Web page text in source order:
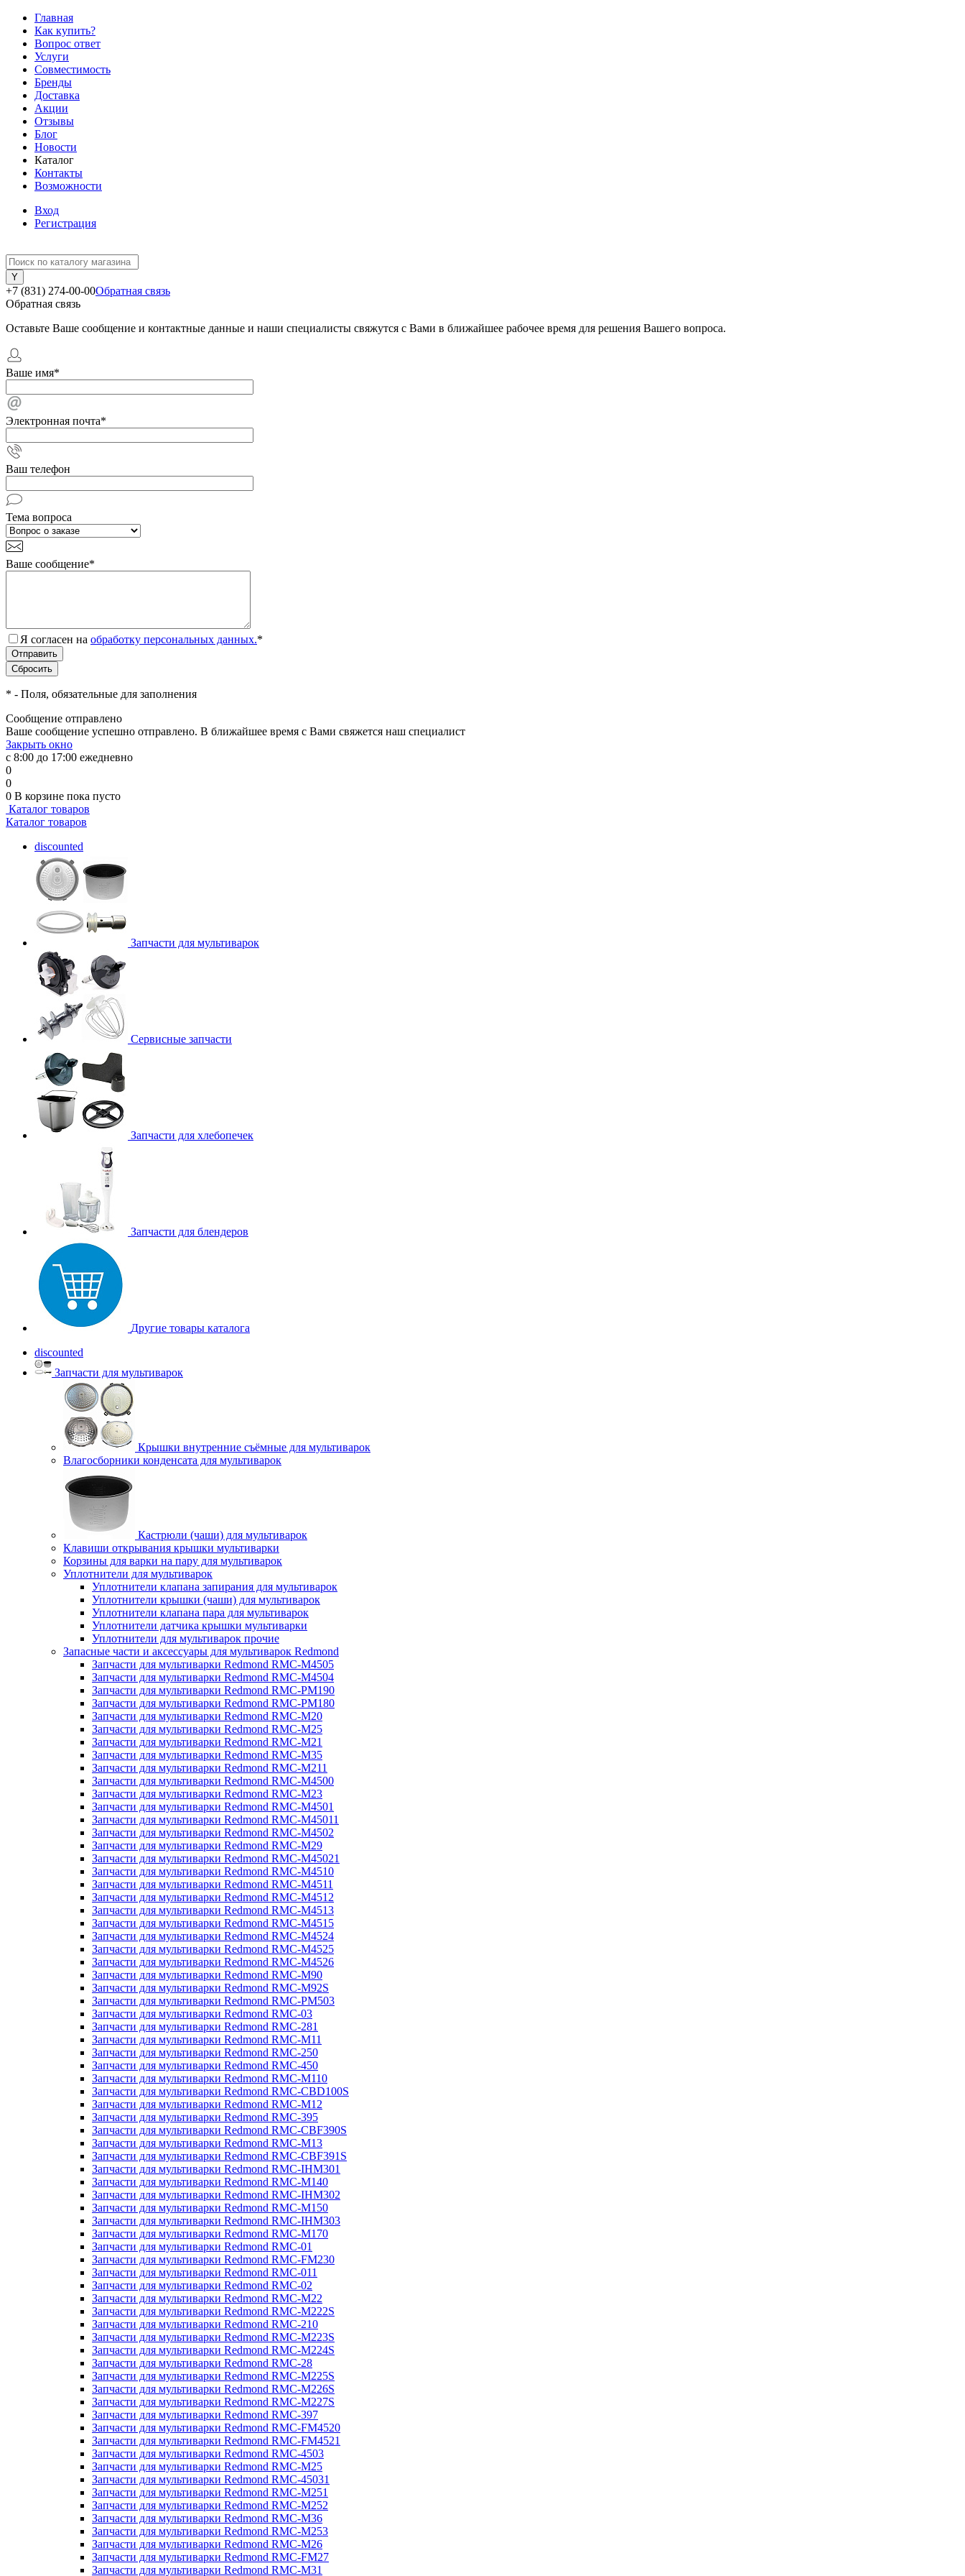
Главная
Как купить?
Вопрос ответ
Услуги
Совместимость
Бренды
Доставка
Акции
Отзывы
Блог
Новости
Каталог
Контакты
Возможности
Вход
Регистрация
+7 (831) 274-00-00Обратная связь
Обратная связь
Оставьте Ваше сообщение и контактные данные и наши специалисты свяжутся с Вами в ближайшее рабочее время для решения Вашего вопроса.
Ваше имя*
Электронная почта*
Ваш телефон
Тема вопроса
Ваше сообщение*
Я согласен на обработку персональных данных.*
* - Поля, обязательные для заполнения
Сообщение отправлено
Ваше сообщение успешно отправлено. В ближайшее время с Вами свяжется наш специалист
Закрыть окно
с 8:00 до 17:00 ежедневно
0
0
0 В корзине пока пусто
Каталог товаров
Каталог товаров
discounted
Запчасти для мультиварок
Сервисные запчасти
Запчасти для хлебопечек
Запчасти для блендеров
Другие товары каталога
discounted
Запчасти для мультиварок
Крышки внутренние съёмные для мультиварок
Влагосборники конденсата для мультиварок
Кастрюли (чаши) для мультиварок
Клавиши открывания крышки мультиварки
Корзины для варки на пару для мультиварок
Уплотнители для мультиварок
Уплотнители клапана запирания для мультиварок
Уплотнители крышки (чаши) для мультиварок
Уплотнители клапана пара для мультиварок
Уплотнители датчика крышки мультиварки
Уплотнители для мультиварок прочие
Запасные части и аксессуары для мультиварок Redmond
Запчасти для мультиварки Redmond RMC-M4505
Запчасти для мультиварки Redmond RMC-M4504
Запчасти для мультиварки Redmond RMC-PM190
Запчасти для мультиварки Redmond RMC-PM180
Запчасти для мультиварки Redmond RMC-M20
Запчасти для мультиварки Redmond RMC-M25
Запчасти для мультиварки Redmond RMC-M21
Запчасти для мультиварки Redmond RMC-M35
Запчасти для мультиварки Redmond RMC-M211
Запчасти для мультиварки Redmond RMC-M4500
Запчасти для мультиварки Redmond RMC-M23
Запчасти для мультиварки Redmond RMC-M4501
Запчасти для мультиварки Redmond RMC-M45011
Запчасти для мультиварки Redmond RMC-M4502
Запчасти для мультиварки Redmond RMC-M29
Запчасти для мультиварки Redmond RMC-M45021
Запчасти для мультиварки Redmond RMC-M4510
Запчасти для мультиварки Redmond RMC-M4511
Запчасти для мультиварки Redmond RMC-M4512
Запчасти для мультиварки Redmond RMC-M4513
Запчасти для мультиварки Redmond RMC-M4515
Запчасти для мультиварки Redmond RMC-M4524
Запчасти для мультиварки Redmond RMC-M4525
Запчасти для мультиварки Redmond RMC-M4526
Запчасти для мультиварки Redmond RMC-M90
Запчасти для мультиварки Redmond RMC-M92S
Запчасти для мультиварки Redmond RMC-PM503
Запчасти для мультиварки Redmond RMC-03
Запчасти для мультиварки Redmond RMC-281
Запчасти для мультиварки Redmond RMC-M11
Запчасти для мультиварки Redmond RMC-250
Запчасти для мультиварки Redmond RMC-450
Запчасти для мультиварки Redmond RMC-M110
Запчасти для мультиварки Redmond RMC-CBD100S
Запчасти для мультиварки Redmond RMC-M12
Запчасти для мультиварки Redmond RMC-395
Запчасти для мультиварки Redmond RMC-CBF390S
Запчасти для мультиварки Redmond RMC-M13
Запчасти для мультиварки Redmond RMC-CBF391S
Запчасти для мультиварки Redmond RMC-IHM301
Запчасти для мультиварки Redmond RMC-M140
Запчасти для мультиварки Redmond RMC-IHM302
Запчасти для мультиварки Redmond RMC-M150
Запчасти для мультиварки Redmond RMC-IHM303
Запчасти для мультиварки Redmond RMC-M170
Запчасти для мультиварки Redmond RMC-01
Запчасти для мультиварки Redmond RMC-FM230
Запчасти для мультиварки Redmond RMC-011
Запчасти для мультиварки Redmond RMC-02
Запчасти для мультиварки Redmond RMC-M22
Запчасти для мультиварки Redmond RMC-M222S
Запчасти для мультиварки Redmond RMC-210
Запчасти для мультиварки Redmond RMC-M223S
Запчасти для мультиварки Redmond RMC-M224S
Запчасти для мультиварки Redmond RMC-28
Запчасти для мультиварки Redmond RMC-M225S
Запчасти для мультиварки Redmond RMC-M226S
Запчасти для мультиварки Redmond RMC-M227S
Запчасти для мультиварки Redmond RMC-397
Запчасти для мультиварки Redmond RMC-FM4520
Запчасти для мультиварки Redmond RMC-FM4521
Запчасти для мультиварки Redmond RMC-4503
Запчасти для мультиварки Redmond RMC-M25
Запчасти для мультиварки Redmond RMC-45031
Запчасти для мультиварки Redmond RMC-M251
Запчасти для мультиварки Redmond RMC-M252
Запчасти для мультиварки Redmond RMC-M36
Запчасти для мультиварки Redmond RMC-M253
Запчасти для мультиварки Redmond RMC-M26
Запчасти для мультиварки Redmond RMC-FM27
Запчасти для мультиварки Redmond RMC-M31